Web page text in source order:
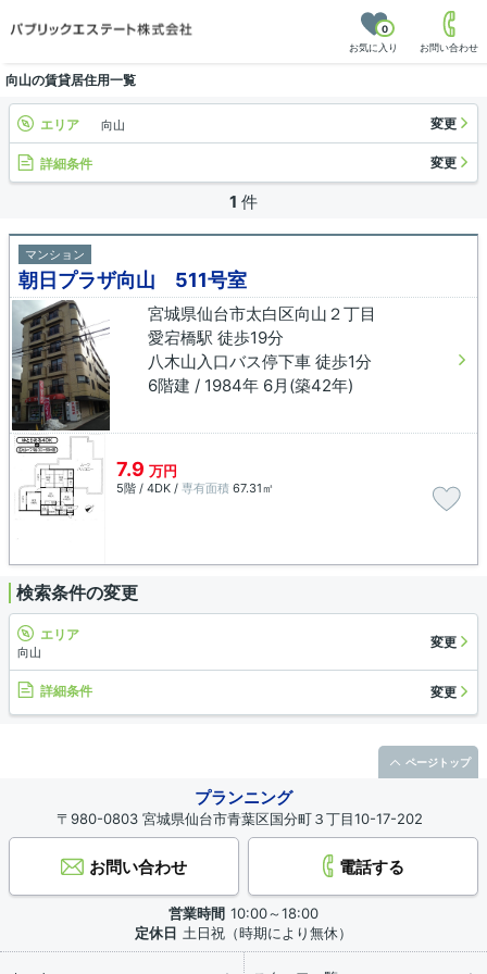
お気に入り
0
お問い合わせ
向山の賃貸居住用一覧
エリア 向山 変更
詳細条件 変更
1 件
マンション
朝日プラザ向山 511号室
宮城県仙台市太白区向山２丁目
愛宕橋駅 徒歩19分
八木山入口バス停下車 徒歩1分
6階建 / 1984年 6月(築42年)
7.9 万円
5階 / 4DK / 専有面積 67.31㎡
検索条件の変更
エリア
向山
変更
詳細条件 変更
プランニング
〒980-0803 宮城県仙台市青葉区国分町３丁目10-17-202
お問い合わせ 電話する
営業時間 10:00～18:00
定休日 土日祝（時期により無休）
ページトップ